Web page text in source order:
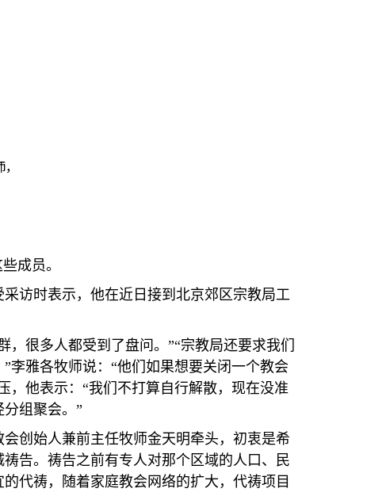
成员。
访时表示，他在近日接到北京郊区宗教局工
很多人都受到了盘问。 ”“宗教局还要求我们
”李雅各牧师说： “他们如果想要关闭一个教会
，他表示： “我们不打算自行解散，现在没准
组聚会。 ”
创始人兼前主任牧师金天明牵头，初衷是希
告。祷告之前有专人对那个区域的人口、民
代祷，随着家庭教会网络的扩大，代祷项目